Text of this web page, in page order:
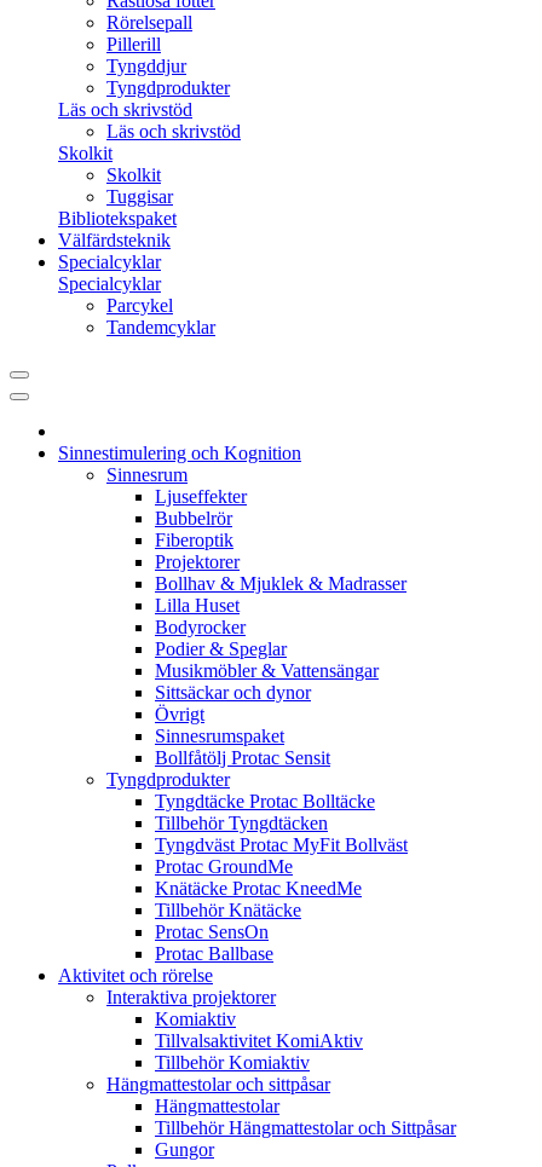
Rörelsepall
Pillerill
Tyngddjur
Tyngdprodukter
Läs och skrivstöd
Läs och skrivstöd
Skolkit
Skolkit
Tuggisar
Bibliotekspaket
Välfärdsteknik
Specialcyklar
Specialcyklar
Parcykel
Tandemcyklar
Sinnestimulering och Kognition
Sinnesrum
Ljuseffekter
Bubbelrör
Fiberoptik
Projektorer
Bollhav & Mjuklek & Madrasser
Lilla Huset
Bodyrocker
Podier & Speglar
Musikmöbler & Vattensängar
Sittsäckar och dynor
Övrigt
Sinnesrumspaket
Bollfåtölj Protac Sensit
Tyngdprodukter
Tyngdtäcke Protac Bolltäcke
Tillbehör Tyngdtäcken
Tyngdväst Protac MyFit Bollväst
Protac GroundMe
Knätäcke Protac KneedMe
Tillbehör Knätäcke
Protac SensOn
Protac Ballbase
Aktivitet och rörelse
Interaktiva projektorer
Komiaktiv
Tillvalsaktivitet KomiAktiv
Tillbehör Komiaktiv
Hängmattestolar och sittpåsar
Hängmattestolar
Tillbehör Hängmattestolar och Sittpåsar
Gungor